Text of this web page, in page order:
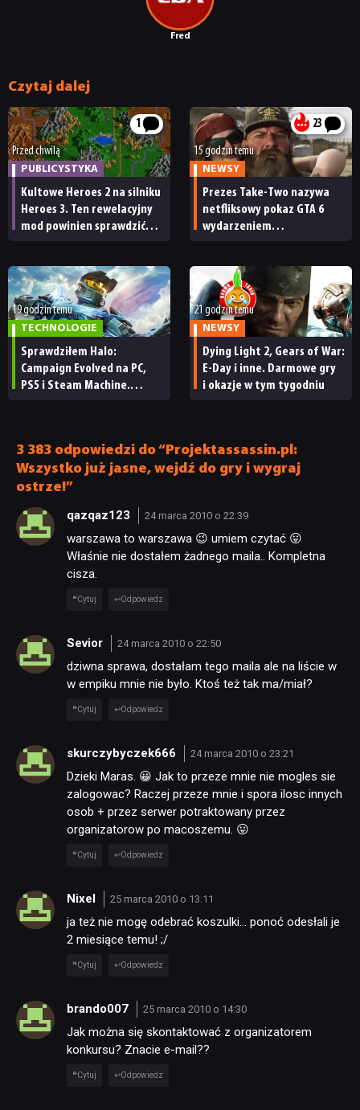
Fred
Czytaj dalej
1
Przed chwilą
PUBLICYSTYKA
Kultowe Heroes 2 na silniku
Heroes 3. Ten rewelacyjny
mod powinien sprawdzić
23
15 godzin temu
NEWSY
Prezes Take-Two nazywa
netfliksowy pokaz GTA 6
wydarzeniem
ma subskrybentów
19 godzin temu
TECHNOLOGIE
Sprawdziłem Halo:
Campaign Evolved na PC,
PS5 i Steam Machine.
21 godzin temu
NEWSY
Dying Light 2, Gears of War:
E-Day i inne. Darmowe gry
i okazje w tym tygodniu
3 383 odpowiedzi do “Projektassassin.pl:
Wszystko już jasne, wejdź do gry i wygraj
ostrze!”
qazqaz123 24 marca 2010 o 22:39
warszawa to warszawa 😉 umiem czytać 😛
Właśnie nie dostałem żadnego maila.. Kompletna
cisza.
Cytuj Odpowiedz
Sevior 24 marca 2010 o 22:50
dziwna sprawa, dostałam tego maila ale na liście w
w empiku mnie nie było. Ktoś też tak ma/miał?
Cytuj Odpowiedz
skurczybyczek666 24 marca 2010 o 23:21
Dzieki Maras. 😀 Jak to przeze mnie nie mogles sie
zalogowac? Raczej przeze mnie i spora ilosc innych
osob + przez serwer potraktowany przez
organizatorow po macoszemu. 😛
Cytuj Odpowiedz
Nixel 25 marca 2010 o 13:11
ja też nie mogę odebrać koszulki… ponoć odesłali je
2 miesiące temu! ;/
Cytuj Odpowiedz
brando007 25 marca 2010 o 14:30
Jak można się skontaktować z organizatorem
konkursu? Znacie e-mail??
Cytuj Odpowiedz